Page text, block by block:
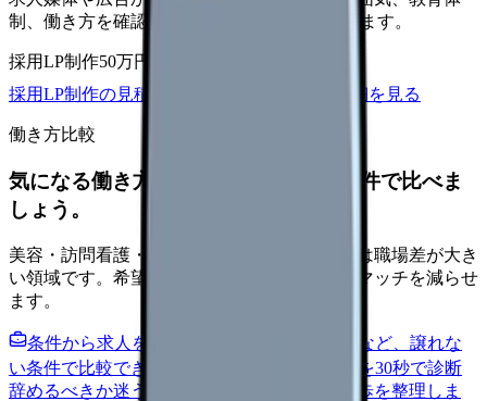
制、働き方を確認して応募できるLPを設計します。
採用LP制作50万円〜
採用LP制作の見積もりを依頼
サービス詳細を見る
働き方比較
気になる働き方を、求人を見る前に条件で比べま
しょう。
美容・訪問看護・クリニック・夜勤なしなどは職場差が大き
い領域です。希望条件を先に整理するとミスマッチを減らせ
ます。
条件から求人を見る
夜勤回数・残業・通勤など、譲れな
い条件で比較できます。
職場の悩みを30秒で診断
辞めるべきか迷う前に、悩みの種類と次の一歩を整理しま